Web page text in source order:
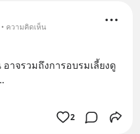
• ความคิดเห็น
าจรวมถึงการอบรมเลี้ยงดู
2